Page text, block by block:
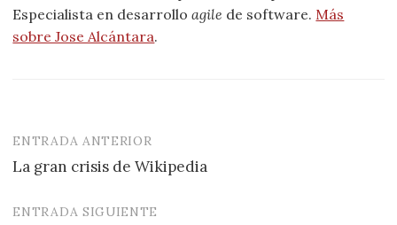
Especialista en desarrolloagile de software. Más
sobre Jose Alcántara.
Navegación
de
entradas
ENTRADA ANTERIOR
La gran crisis de Wikipedia
ENTRADA SIGUIENTE